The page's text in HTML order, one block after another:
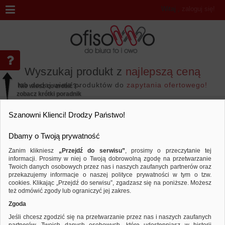
Wyszukaj produkt z najlepszą ceną
lub dodaj wiele produktów do zapytania ofertowego!
Witaj ,
Artykuły higieniczne i dozowniki
Porównaj Sortuj według
Nie wiesz co zrobić? -
zobacz krótki poradnik
Szanowni Klienci! Drodzy Państwo!
Dbamy o Twoją prywatność
Zanim klikniesz „Przejdź do serwisu”, prosimy o przeczytanie tej
informacji. Prosimy w niej o Twoją dobrowolną zgodę na przetwarzanie
Twoich danych osobowych przez nas i naszych zaufanych partnerów oraz
przekazujemy informacje o naszej polityce prywatności w tym o tzw.
cookies. Klikając „Przejdź do serwisu”, zgadzasz się na poniższe. Możesz
też odmówić zgody lub ograniczyć jej zakres.
Zgoda
Jeśli chcesz zgodzić się na przetwarzanie przez nas i naszych zaufanych